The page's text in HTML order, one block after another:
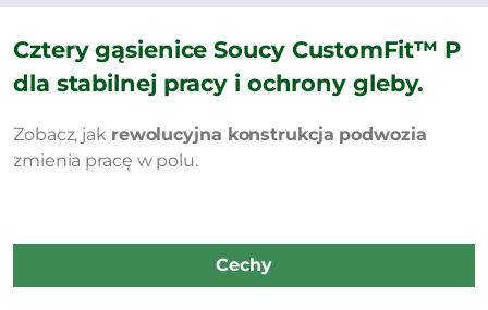
Cztery gąsienice Soucy CustomFit™ P
dla stabilnej pracy i ochrony gleby.
Zobacz, jak rewolucyjna konstrukcja podwozia
zmienia pracę w polu.
Cechy